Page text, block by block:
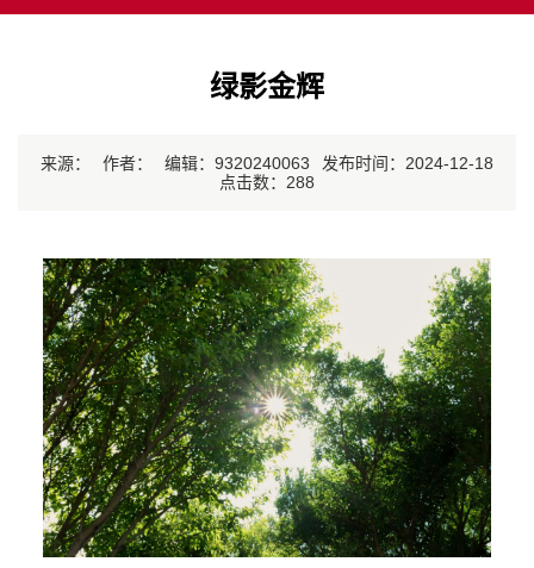
绿影金辉
来源： 作者： 编辑：9320240063
发布时间：2024-12-18
点击数： 288